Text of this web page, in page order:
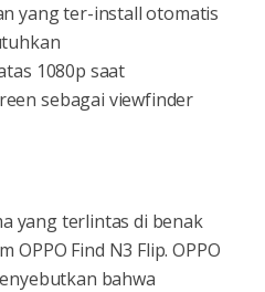
yang ter-install otomatis
1080p saat
sebagai viewfinder
yang terlintas di benak
Find N3 Flip. OPPO
bahwa